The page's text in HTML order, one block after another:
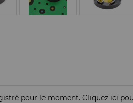
pour le moment. Cliquez ici